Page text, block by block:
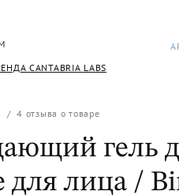
CANTABRIA LABS
/4 отзыва о товаре
гель
для лица /